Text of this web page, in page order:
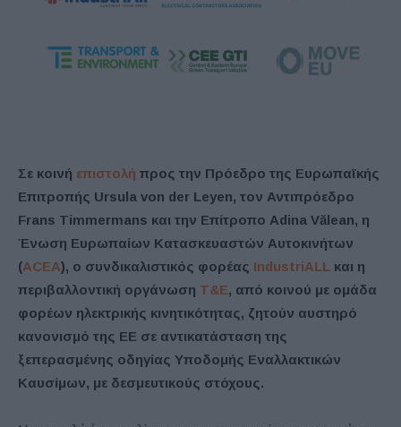
Σε κοινή επιστολή προς την Πρόεδρο της Ευρωπαϊκής
Επιτροπής Ursula von der Leyen, τον Αντιπρόεδρο
Frans Timmermans και την Επίτροπο Adina Vălean, η
Ένωση Ευρωπαίων Κατασκευαστών Αυτοκινήτων
(ACEA), ο συνδικαλιστικός φορέας IndustriALL και η
περιβαλλοντική οργάνωση T&E, από κοινού με ομάδα
φορέων ηλεκτρικής κινητικότητας, ζητούν αυστηρό
κανονισμό της ΕΕ σε αντικατάσταση της
ξεπερασμένης οδηγίας Υποδομής Εναλλακτικών
Καυσίμων, με δεσμευτικούς στόχους.